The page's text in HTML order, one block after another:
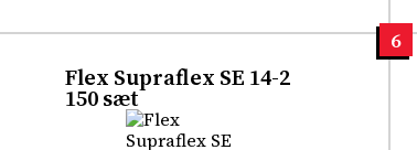
Flex Supraflex SE 14-2
150 sæt
6